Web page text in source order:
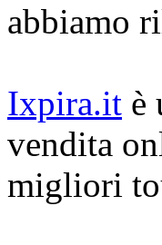
abbiamo
Ixpira.it è
vendita
migliori